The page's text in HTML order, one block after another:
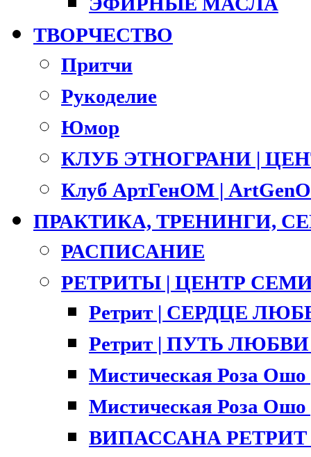
ТВОРЧЕСТВО
Притчи
Рукоделие
Юмор
КЛУБ ЭТНОГРАНИ |
Клуб АртГенОМ |
ПРАКТИКА, ТРЕНИНГИ,
РАСПИСАНИЕ
РЕТРИТЫ | ЦЕНТР
Ретрит | СЕРДЦЕ
Ретрит | ПУТЬ ЛЮБВИ
Мистическая Роза
Мистическая Роза Ошо
ВИПАССАНА РЕТРИТ |